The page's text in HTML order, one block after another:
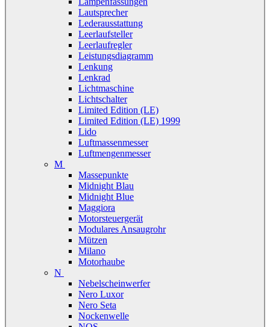
Lautsprecher
Lederausstattung
Leerlaufsteller
Leerlaufregler
Leistungsdiagramm
Lenkung
Lenkrad
Lichtmaschine
Lichtschalter
Limited Edition (LE)
Limited Edition (LE) 1999
Lido
Luftmassenmesser
Luftmengenmesser
M
Massepunkte
Midnight Blau
Midnight Blue
Maggiora
Motorsteuergerät
Modulares Ansaugrohr
Mützen
Milano
Motorhaube
N
Nebelscheinwerfer
Nero Luxor
Nero Seta
Nockenwelle